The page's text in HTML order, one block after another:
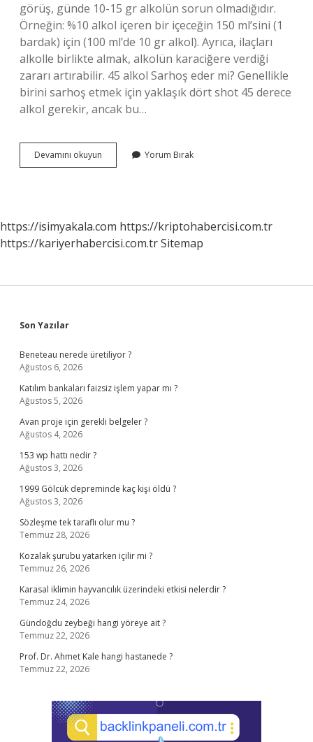
görüş, günde 10-15 gr alkolün sorun olmadığıdır.
Örneğin: %10 alkol içeren bir içeceğin 150 ml’sini (1
bardak) için (100 ml’de 10 gr alkol). Ayrıca, ilaçları
alkolle birlikte almak, alkolün karaciğere verdiği
zararı artırabilir. 45 alkol Sarhoş eder mi? Genellikle
birini sarhoş etmek için yaklaşık dört shot 45 derece
alkol gerekir, ancak bu…
Devamını okuyun
Alkol
Yorum Bırak
https://isimyakala.com https://kriptohabercisi.com.tr
https://kariyerhabercisi.com.trSitemap
Sidebar
Son Yazılar
Beneteau nerede üretiliyor ?
Ağustos 6, 2026
Katılım bankaları faizsiz işlem yapar mı ?
Ağustos 5, 2026
Avan proje için gerekli belgeler ?
Ağustos 4, 2026
153 wp hattı nedir ?
Ağustos 3, 2026
1999 Gölcük depreminde kaç kişi öldü ?
Ağustos 3, 2026
Sözleşme tek taraflı olur mu ?
Temmuz 28, 2026
Kozalak şurubu yatarken içilir mi ?
Temmuz 26, 2026
Karasal iklimin hayvancılık üzerindeki etkisi nelerdir ?
Temmuz 24, 2026
Gündoğdu zeybeği hangi yöreye ait ?
Temmuz 22, 2026
Prof. Dr. Ahmet Kale hangi hastanede ?
Temmuz 22, 2026